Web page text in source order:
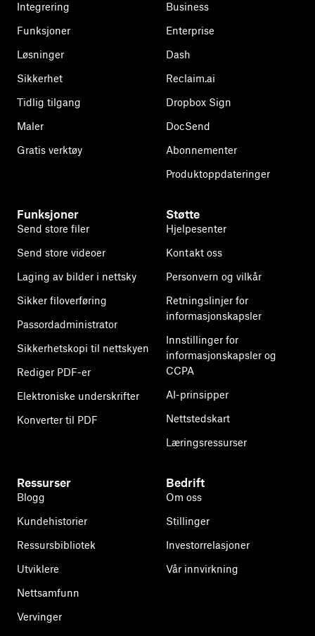
Integrering
Funksjoner
Løsninger
Sikkerhet
Tidlig tilgang
Maler
Gratis verktøy
Business
Enterprise
Dash
Reclaim.ai
Dropbox Sign
DocSend
Abonnementer
Produktoppdateringer
Funksjoner
Send store filer
Send store videoer
Laging av bilder i nettsky
Sikker filoverføring
Passordadministrator
Sikkerhetskopi til nettskyen
Rediger PDF-er
Elektroniske underskrifter
Konverter til PDF
Støtte
Hjelpesenter
Kontakt oss
Personvern og vilkår
Retningslinjer for
informasjonskapsler
Innstillinger for
informasjonskapsler og
CCPA
AI-prinsipper
Nettstedskart
Læringsressurser
Ressurser
Blogg
Kundehistorier
Ressursbibliotek
Utviklere
Nettsamfunn
Vervinger
Bedrift
Om oss
Stillinger
Investorrelasjoner
Vår innvirkning